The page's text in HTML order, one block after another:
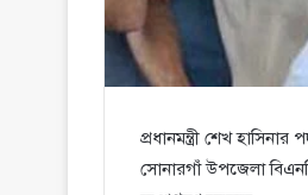
প্রধানমন্ত্রী শেখ
সোনারগাঁ উপজেলা